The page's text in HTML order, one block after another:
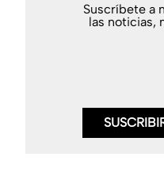
Suscríbete a
las noticias,